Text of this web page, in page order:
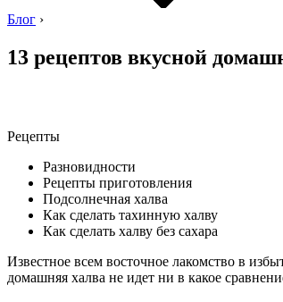
Блог ›
13 рецептов вкусной
Рецепты
Разновидности
Рецепты приготовления
Подсолнечная халва
Как сделать тахинную халву
Как сделать халву без сахара
Известное всем восточное лакомство в
домашняя халва не идет ни в какое